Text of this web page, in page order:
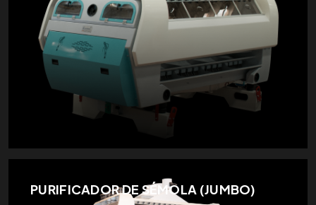
PURIFICADOR DE SÉMOLA (JUMBO)